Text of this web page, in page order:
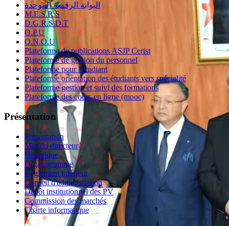
البوابة الرقمية الموحدة
M.E.S.R.S
D.G.R.S.D.T
O.P.U
O.N.O.U
Plateforme de publications ASJP Cerist
Plateforme de gestion du personnel
Plateforme pour l'étudiant
Plateforme orientation des étudiants vers spécialité
Plateforme gestion et suivi des formations
Plateforme des cours en ligne (mooc)
Présentation
Présentation
Mot du directeur
Historique
Organigramme
Règlement intérieur
Conseil d'administration
Dépôt institutionnel des PV
Commission des marchés
Charte informatique